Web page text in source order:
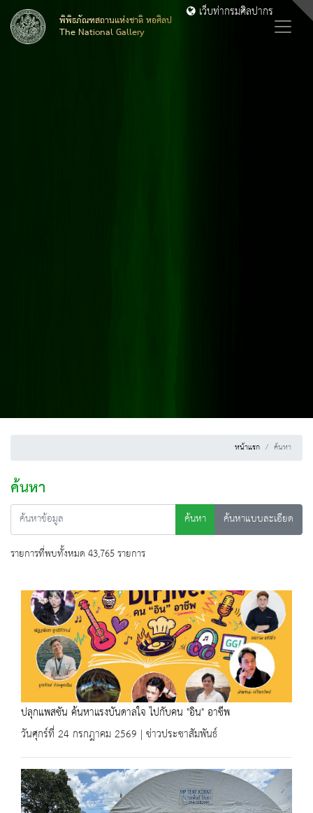
พิพิธภัณฑสถานแห่งชาติ หอศิลป
The National Gallery
เว็บท่ากรมศิลปากร
หน้าแรก ค้นหา
ค้นหา
ค้นหา
ค้นหาแบบละเอียด
รายการที่พบทั้งหมด 43,765 รายการ
ปลุกแพสชัน ค้นหาแรงบันดาลใจ ไปกับคน "อิน" อาชีพ
วันศุกร์ที่ 24 กรกฎาคม 2569 | ข่าวประชาสัมพันธ์